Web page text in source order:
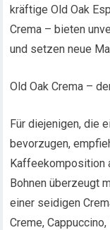
kräftige Old Oak
Crema – bieten
und setzen neue
Old Oak Crema –
Für diejenigen, die
bevorzugen,
Kaffeekomposition
Bohnen überzeugt
einer seidigen
Creme,